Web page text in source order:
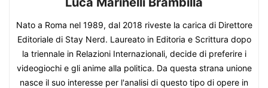
Nato a Roma nel 1989, dal 2018 riveste la carica di Direttore
Editoriale di Stay Nerd. Laureato in Editoria e Scrittura dopo
la triennale in Relazioni Internazionali, decide di preferire i
videogiochi e gli anime alla politica. Da questa strana unione
nasce il suo interesse per l'analisi di questo tipo di opere in